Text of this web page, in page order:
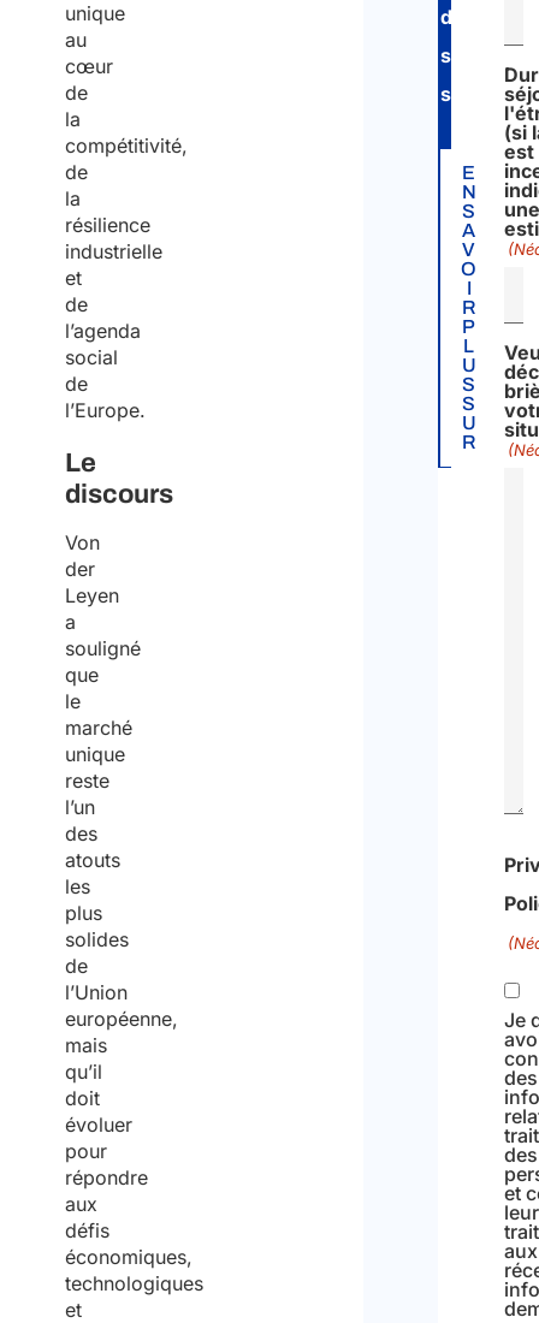
unique
au
cœur
de
la
compétitivité,
de
la
résilience
industrielle
et
de
l’agenda
social
de
l’Europe.
Le
discours
Von
der
Leyen
a
souligné
que
le
marché
unique
reste
l’un
des
atouts
les
plus
solides
de
l’Union
européenne,
mais
qu’il
doit
évoluer
pour
répondre
aux
défis
économiques,
technologiques
et
de
sécurité
sociale.
E
N
S
A
V
O
I
R
P
L
U
S
S
U
R
(si
est
une
Je
des
et
leur